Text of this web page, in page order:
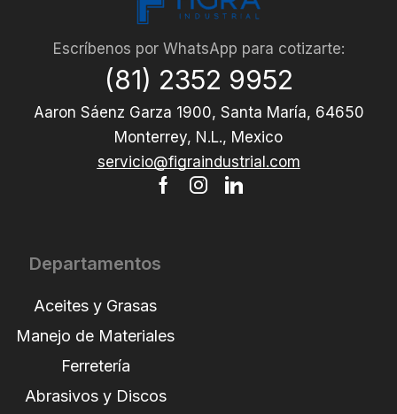
Escríbenos por WhatsApp para cotizarte:
(81) 2352 9952
Aaron Sáenz Garza 1900, Santa María, 64650
Monterrey, N.L., Mexico
servicio@figraindustrial.com
Departamentos
Aceites y Grasas
Manejo de Materiales
Ferretería
Abrasivos y Discos